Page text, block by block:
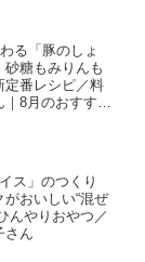
る「豚のしょ
砂糖もみりんも
定番レシピ／料
8月のおすすめ
ス」のつくり
おいしい“混ぜ
んやりおやつ／
さん